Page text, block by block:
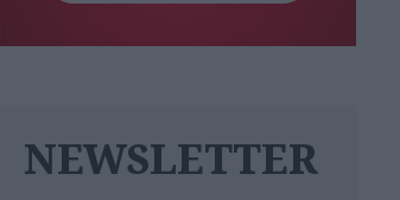
NEWSLETTER